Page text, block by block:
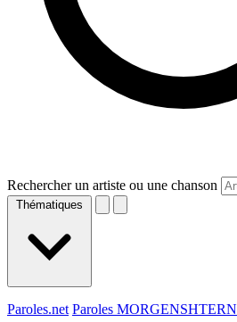
Rechercher un artiste ou une chanson
Thématiques
Paroles.net Paroles MORGENSHTERN